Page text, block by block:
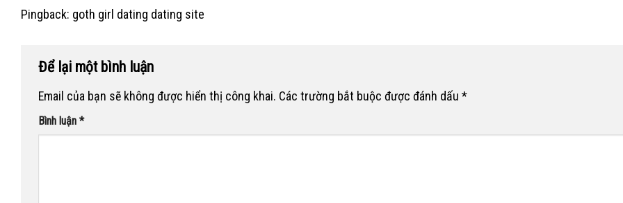
Pingback: goth girl dating dating site
Để lại một bình luận
Email của bạn sẽ không được hiển thị công khai. Các trường bắt buộc được đánh dấu *
Bình luận *